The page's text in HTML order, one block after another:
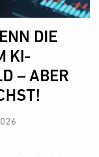
DIE
KI-
– ABER